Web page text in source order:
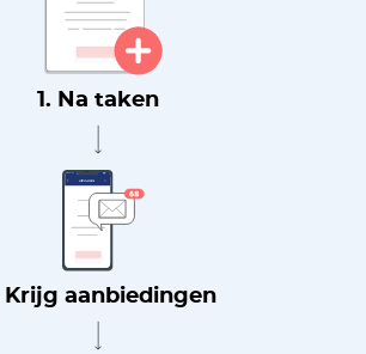
1. Na taken
Krijg aanbiedingen